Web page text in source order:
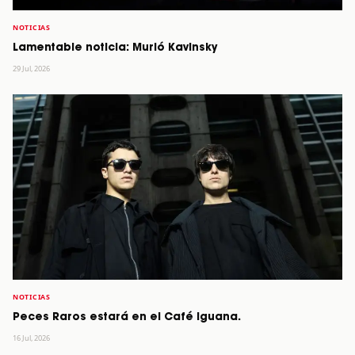
NOTICIAS
Lamentable noticia: Murió Kavinsky
29 Jul, 2026
NOTICIAS
Peces Raros estará en el Café Iguana.
16 Jul, 2026